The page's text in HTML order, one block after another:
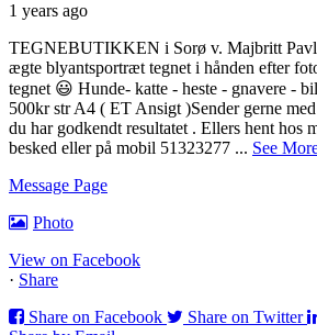
1 years ago
TEGNEBUTIKKEN i Sorø v. Majbritt
ægte blyantsportræt tegnet i hånden efter
tegnet 😃 Hunde- katte - heste - gnavere -
500kr str A4 ( ET Ansigt )Sender gerne
du har godkendt resultatet . Ellers hent hos
besked eller på mobil 51323277 ... See
Message Page
Photo
View on Facebook
· Share
Share on Facebook
Share on Twitter